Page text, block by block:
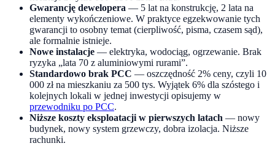
Gwarancję dewelopera — 5 lat na konstrukcję, 2 lata na
elementy wykończeniowe. W praktyce egzekwowanie tych
gwarancji to osobny temat (cierpliwość, pisma, czasem sąd),
ale formalnie istnieje.
Nowe instalacje — elektryka, wodociąg, ogrzewanie. Brak
ryzyka „lata 70 z aluminiowymi rurami”.
Standardowo brak PCC — oszczędność 2% ceny, czyli 10
000 zł na mieszkaniu za 500 tys. Wyjątek 6% dla szóstego i
kolejnych lokali w jednej inwestycji opisujemy w
przewodniku po PCC.
Niższe koszty eksploatacji w pierwszych latach — nowy
budynek, nowy system grzewczy, dobra izolacja. Niższe
rachunki.